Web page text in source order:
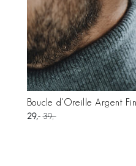
Boucle d'Oreille Argent
29 39